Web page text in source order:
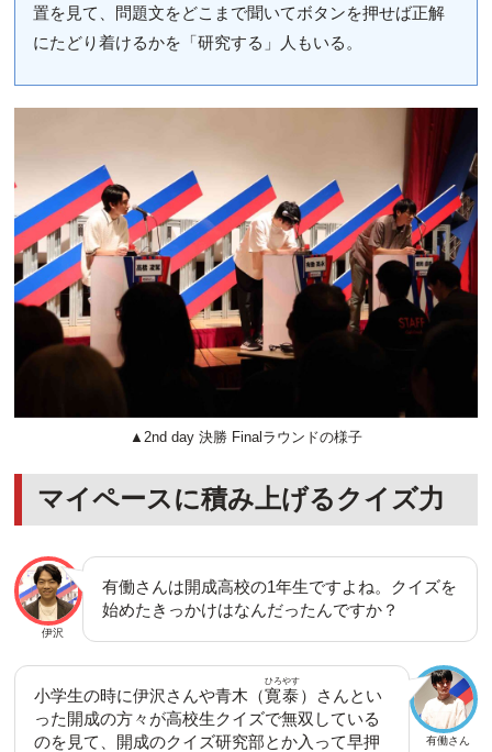
置を見て、問題文をどこまで聞いてボタンを押せば正解
にたどり着けるかを「研究する」人もいる。
▲2nd day 決勝 Finalラウンドの様子
マイペースに積み上げるクイズ力
伊沢
有働さんは開成高校の1年生ですよね。クイズを
始めたきっかけはなんだったんですか？
有働さん
小学生の時に伊沢さんや青木（寛泰
ひろやす
）さんとい
った開成の方々が高校生クイズで無双している
のを見て、開成のクイズ研究部とか入って早押